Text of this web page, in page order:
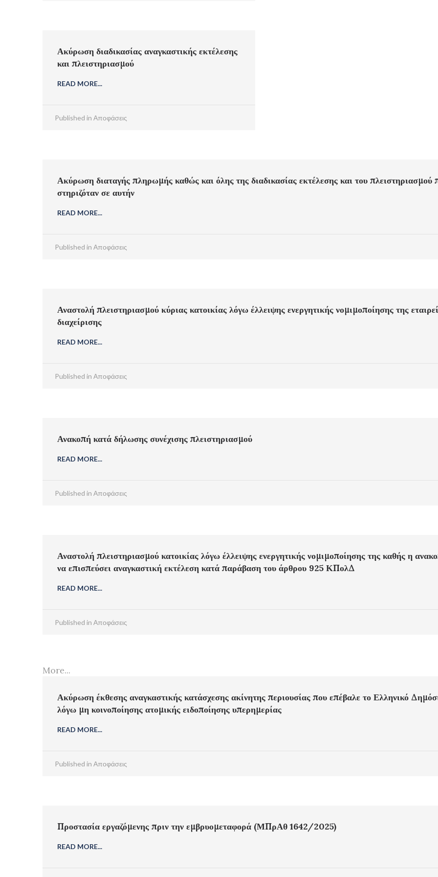
Ακύρωση διαδικασίας αναγκαστικής εκτέλεσης
και πλειστηριασμού
READ MORE...
Published in Αποφάσεις
Ακύρωση διαταγής πληρωμής καθώς και όλης της διαδικασίας εκτέλεσης και του πλειστηριασμού
στηριζόταν σε αυτήν
READ MORE...
Published in Αποφάσεις
Αναστολή πλειστηριασμού κύριας κατοικίας λόγω έλλειψης ενεργητικής νομιμοποίησης της
διαχείρισης
READ MORE...
Published in Αποφάσεις
Ανακοπή κατά δήλωσης συνέχισης πλειστηριασμού
READ MORE...
Published in Αποφάσεις
Αναστολή πλειστηριασμού κατοικίας λόγω έλλειψης ενεργητικής νομιμοποίησης της καθής η
να επισπεύσει αναγκαστική εκτέλεση κατά παράβαση του άρθρου 925 ΚΠολΔ
READ MORE...
Published in Αποφάσεις
More...
Ακύρωση έκθεσης αναγκαστικής κατάσχεσης ακίνητης περιουσίας που επέβαλε το Ελληνικό
λόγω μη κοινοποίησης ατομικής ειδοποίησης υπερημερίας
READ MORE...
Published in Αποφάσεις
Προστασία εργαζόμενης πριν την εμβρυομεταφορά (ΜΠρΑθ 1642/2025)
READ MORE...